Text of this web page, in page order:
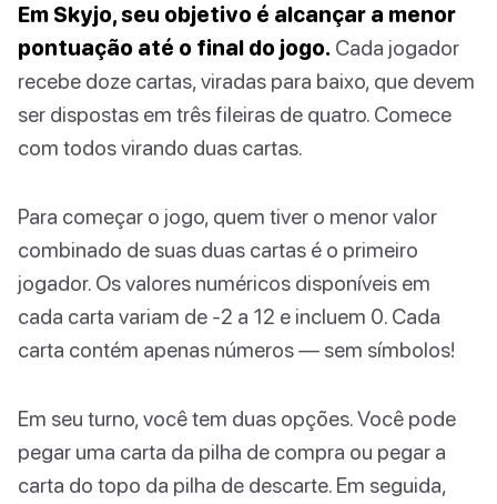
Em Skyjo, seu objetivo é alcançar a menor
pontuação até o final do jogo. Cada jogador
recebe doze cartas, viradas para baixo, que devem
ser dispostas em três fileiras de quatro. Comece
com todos virando duas cartas.
Para começar o jogo, quem tiver o menor valor
combinado de suas duas cartas é o primeiro
jogador. Os valores numéricos disponíveis em
cada carta variam de -2 a 12 e incluem 0. Cada
carta contém apenas números — sem símbolos!
Em seu turno, você tem duas opções. Você pode
pegar uma carta da pilha de compra ou pegar a
carta do topo da pilha de descarte. Em seguida,